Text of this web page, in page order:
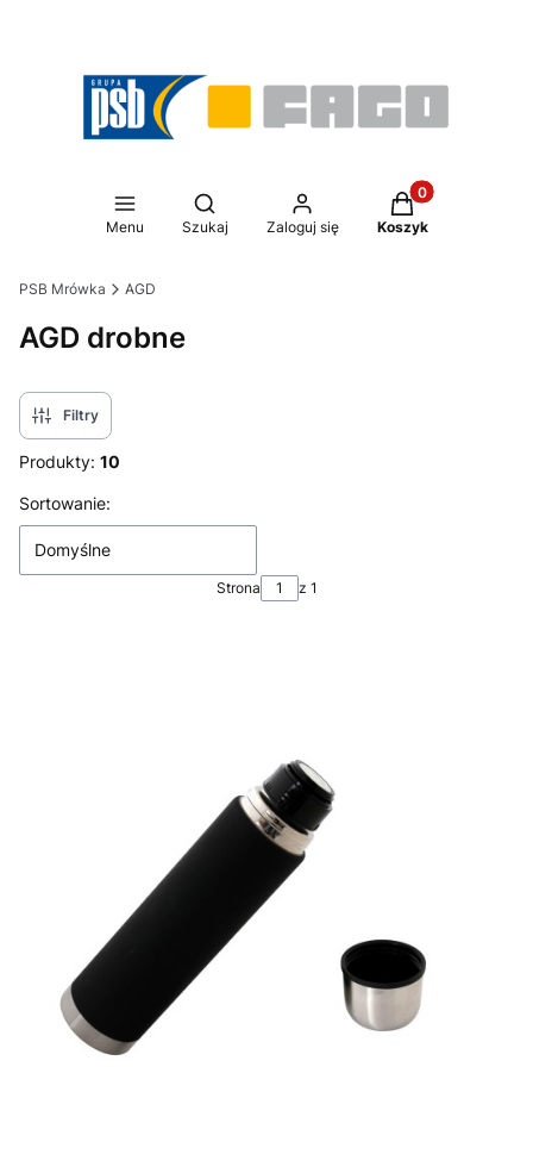
Menu
Otwórz wyszukiwarkę
Szukaj Zaloguj się
Produkty w
Koszyk
PSB Mrówka AGD
AGD drobne
Filtry
Produkty: 10
Lista produktów
Sortowanie:
Domyślne
Strona z 1